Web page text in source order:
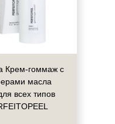
Крем-гоммаж с
масла
всех типов